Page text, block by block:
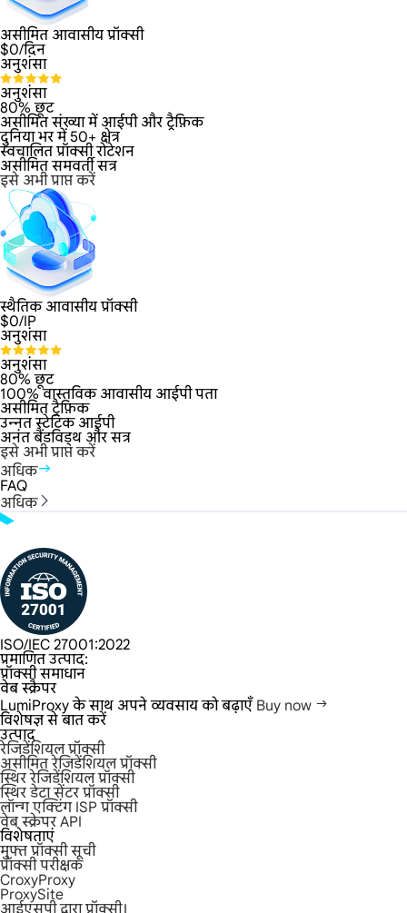
असीमित आवासीय प्रॉक्सी
$0/दिन
अनुशंसा
अनुशंसा
80% छूट
असीमित संख्या में आईपी और ट्रैफ़िक
दुनिया भर में 50+ क्षेत्र
स्वचालित प्रॉक्सी रोटेशन
असीमित समवर्ती सत्र
इसे अभी प्राप्त करें
स्थैतिक आवासीय प्रॉक्सी
$0/IP
अनुशंसा
अनुशंसा
80% छूट
100% वास्तविक आवासीय आईपी पता
असीमित ट्रैफ़िक
उन्नत स्टेटिक आईपी
अनंत बैंडविड्थ और सत्र
इसे अभी प्राप्त करें
अधिक
FAQ
अधिक
ISO/IEC 27001:2022
प्रमाणित उत्पाद:
प्रॉक्सी समाधान
वेब स्क्रैपर
LumiProxy के साथ अपने व्यवसाय को बढ़ाएँ Buy now
विशेषज्ञ से बात करें
उत्पाद
रेजिडेंशियल प्रॉक्सी
असीमित रेजिडेंशियल प्रॉक्सी
स्थिर रेजिडेंशियल प्रॉक्सी
स्थिर डेटा सेंटर प्रॉक्सी
लॉन्ग एक्टिंग ISP प्रॉक्सी
वेब स्क्रेपर API
विशेषताएं
मुफ्त प्रॉक्सी सूची
प्रॉक्सी परीक्षक
CroxyProxy
ProxySite
आईएसपी द्वारा प्रॉक्सी।